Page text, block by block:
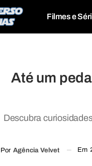
Filmes e
Até um
Descubra
Por Agência Velvet Em